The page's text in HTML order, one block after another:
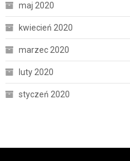
maj 2020
kwiecień 2020
marzec 2020
luty 2020
styczeń 2020